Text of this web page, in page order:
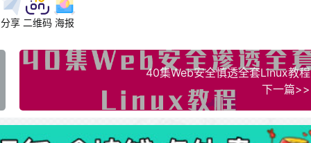
分享 二维码 海报
40集Web安全慎透全套Linux教程
下一篇>>